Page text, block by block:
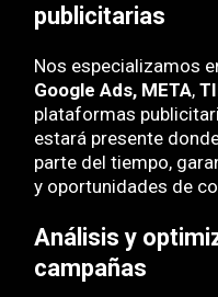
publicitarias
Nos especializamos
Google Ads, META,
plataformas
estará presente
parte del tiempo,
y oportunidades de
Análisis y
campañas